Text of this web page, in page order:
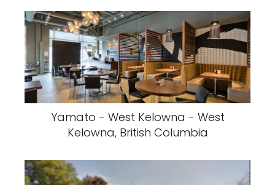
Yamato - West Kelowna - West
Kelowna, British Columbia